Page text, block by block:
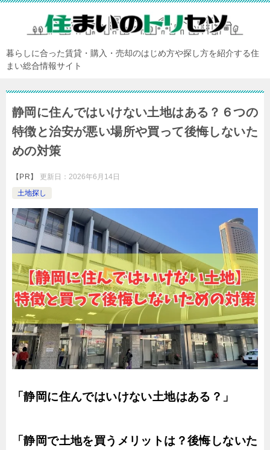
暮らしに合った賃貸・購入・売却のはじめ方や探し方を紹介する住
まい総合情報サイト
静岡に住んではいけない土地はある？６つの
特徴と治安が悪い場所や買って後悔しないた
めの対策
【PR】 更新日： 2026年6月14日
土地探し
「静岡に住んではいけない土地はある？」
「静岡で土地を買うメリットは？後悔しないた